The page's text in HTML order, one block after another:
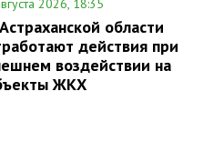
2026, 18:35
области
действия при
воздействии на
ЖКХ